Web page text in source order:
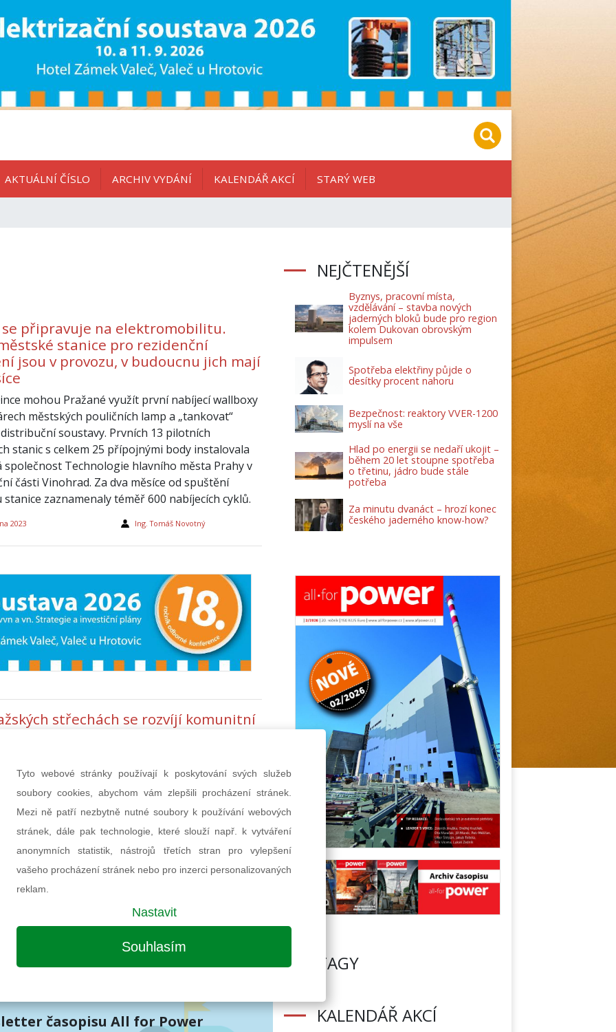
AKTUÁLNÍ ČÍSLO ARCHIV VYDÁNÍ KALENDÁŘ AKCÍ STARÝ WEB
se připravuje na elektromobilitu.
stanice pro rezidenční
jsou v provozu, v budoucnu jich mají
mohou Pražané využít první nabíjecí wallboxy
městských pouličních lamp a „tankovat“
soustavy. Prvních 13 pilotních
stanic s celkem 25 přípojnými body instalovala
společnost Technologie hlavního města Prahy v
části Vinohrad. Za dva měsíce od spuštění
zaznamenaly téměř 600 nabíjecích cyklů.
2023 Ing. Tomáš Novotný
střechách se rozvíjí komunitní
energetická krize zcela mění zavedené pohledy
trhu s energiemi, energetické investice a
modely. V Praze se politické proklamace avizující
investice do obnovitelných zdrojů a
komunitní energetiky objevily už zkraje
roku. Technologie hlavního města Prahy, jako
vlastněná akciová společnost, navíc s
k elektrotechnickým instalacím, má být
hlavních hráčů v plánované masivní výstavbě
energetických zdrojů.
2022
časopisu All for Power
NEJČTENĚJŠÍ
Byznys, pracovní místa,
vzdělávání – stavba nových
jaderných bloků bude pro region
kolem Dukovan obrovským
impulsem
Spotřeba elektřiny půjde o
desítky procent nahoru
Bezpečnost: reaktory VVER-1200
myslí na vše
Hlad po energii se nedaří ukojit –
během 20 let stoupne spotřeba
o třetinu, jádro bude stále
potřeba
Za minutu dvanáct – hrozí konec
českého jaderného know-how?
TAGY
KALENDÁŘ AKCÍ
Tyto webové stránky používají k poskytování svých služeb
soubory cookies, abychom vám zlepšili procházení stránek.
Mezi ně patří nezbytně nutné soubory k používání webových
stránek, dále pak technologie, které slouží např. k vytváření
anonymních statistik, nástrojů třetích stran pro vylepšení
vašeho procházení stránek nebo pro inzerci personalizovaných
reklam.
Nastavit
Souhlasím